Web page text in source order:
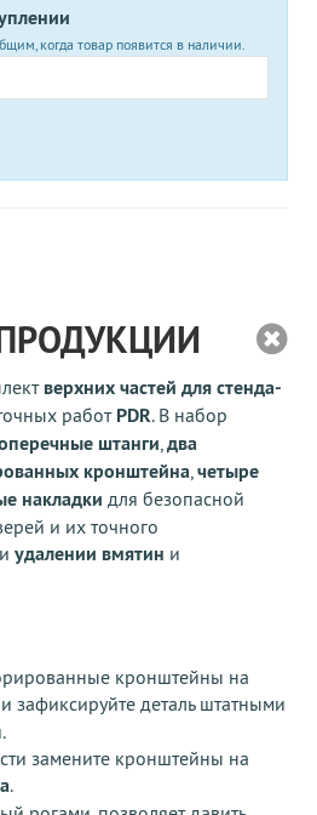
когда товар появится в наличии.
верхних частей для стенда-
работ PDR. В набор
штанги,два
кронштейна,четыре
накладки для безопасной
и их точного
удалении вмятин и
кронштейны на
и зафиксируйте деталь штатными
замените кронштейны на
.